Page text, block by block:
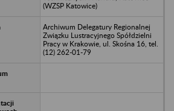
(WZSP Katowice)
Archiwum Delegatury Regionalnej
Związku Lustracyjnego Spółdzielni
Pracy w Krakowie, ul. Skośna 16, tel.
(12) 262-01-79